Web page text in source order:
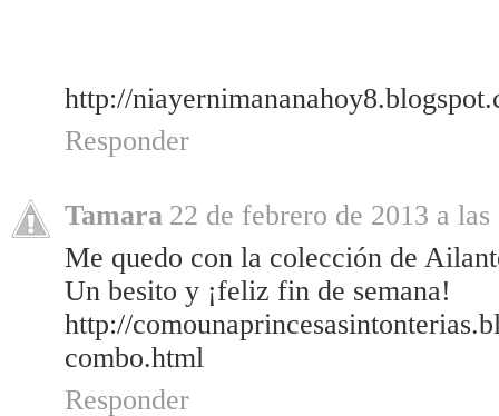
http://
Responder
Tamara 22 de febrero de 2013 a las
Me quedo con la colección de
Un besito y ¡feliz fin de semana!
http://
combo.html
Responder